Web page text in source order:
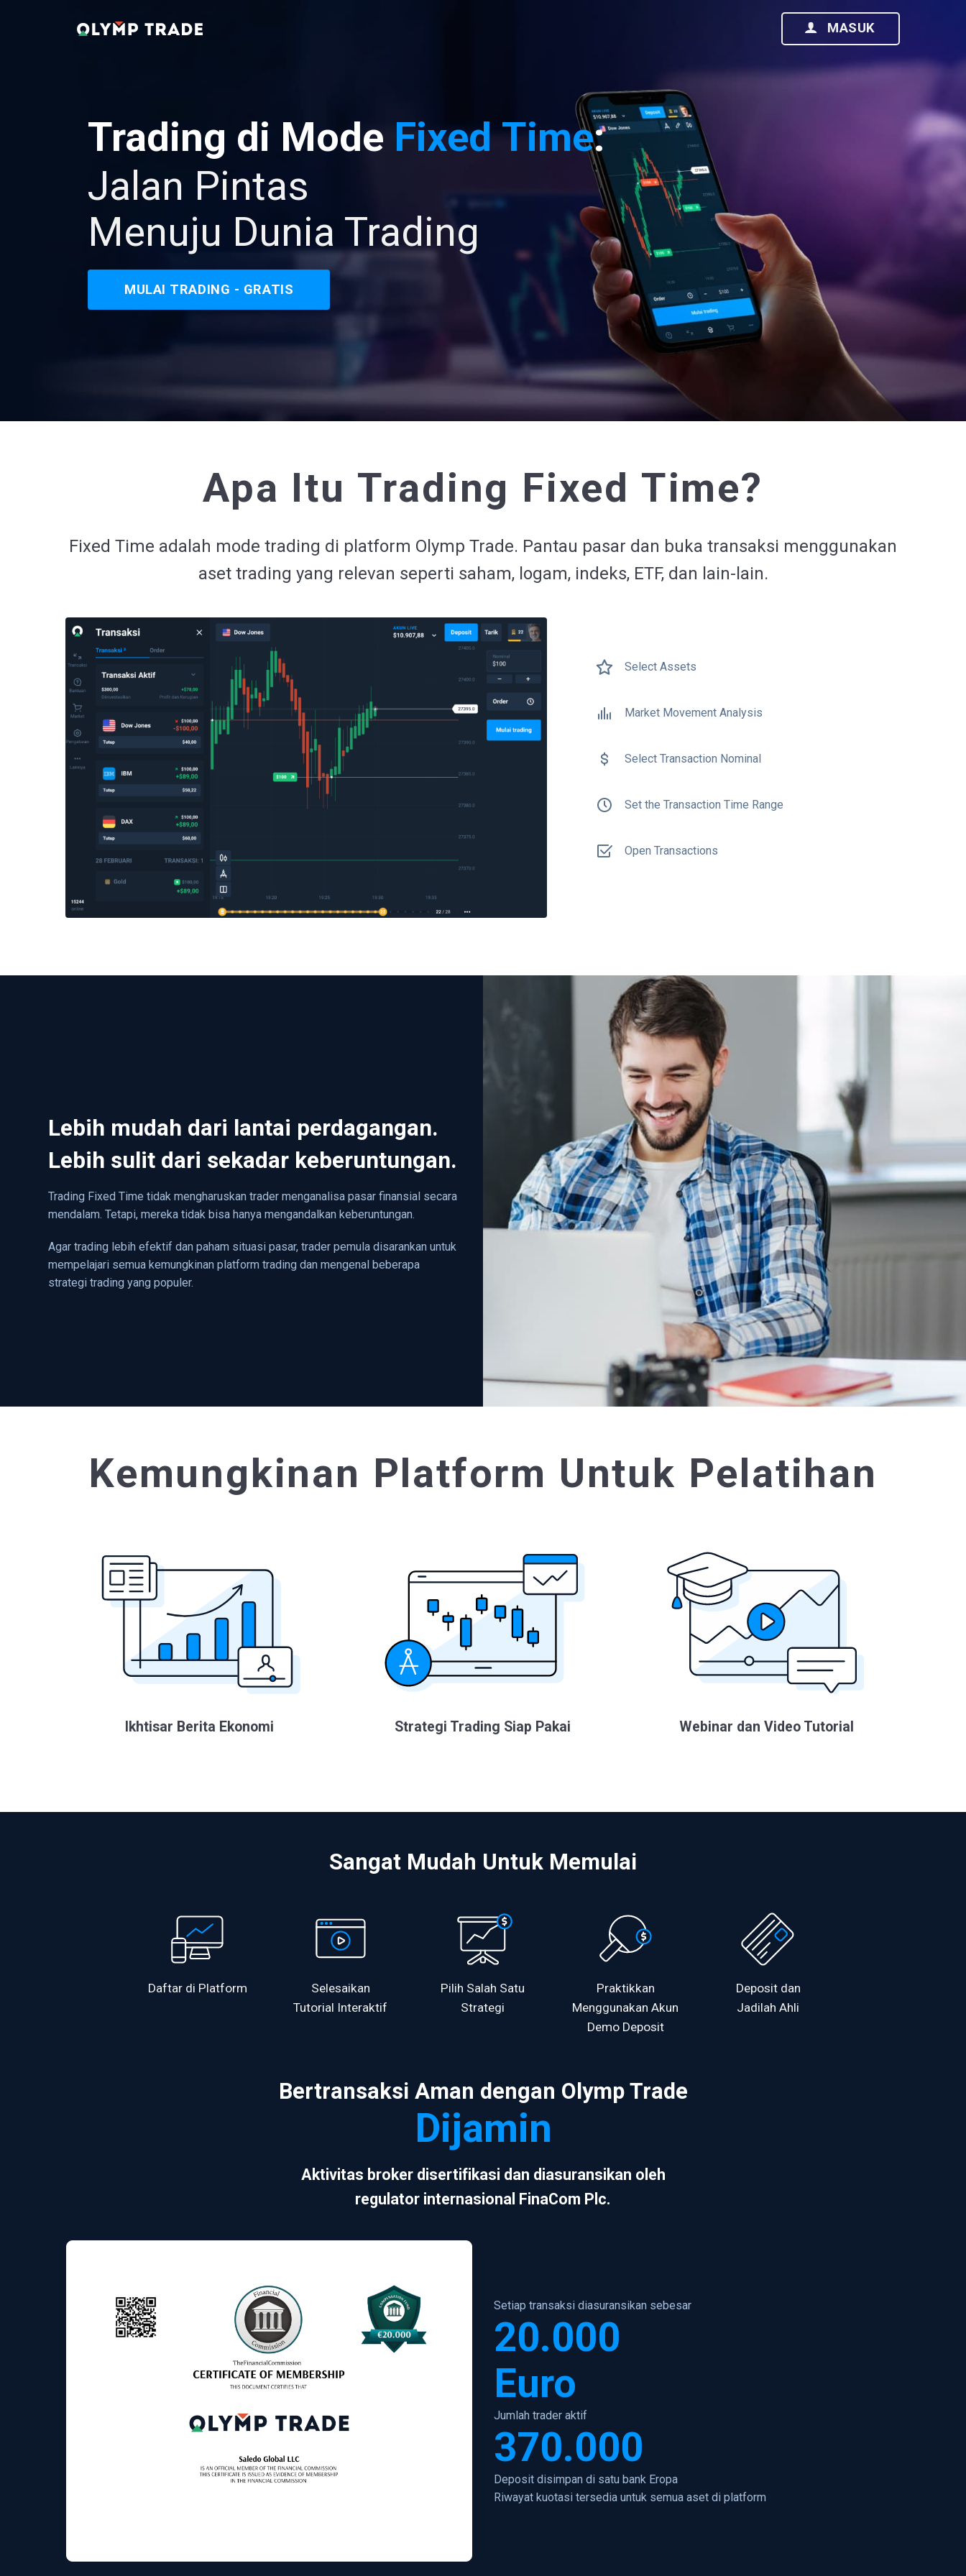
MASUK
Trading di Mode Fixed Time:
Jalan Pintas
Menuju Dunia Trading
MULAI TRADING - GRATIS
Apa Itu Trading Fixed Time?
Fixed Time adalah mode trading di platform Olymp Trade. Pantau pasar dan buka transaksi menggunakan
aset trading yang relevan seperti saham, logam, indeks, ETF, dan lain-lain.
Select Assets
Market Movement Analysis
Select Transaction Nominal
Set the Transaction Time Range
Open Transactions
Lebih mudah dari lantai perdagangan.
Lebih sulit dari sekadar keberuntungan.
Trading Fixed Time tidak mengharuskan trader menganalisa pasar finansial secara
mendalam. Tetapi, mereka tidak bisa hanya mengandalkan keberuntungan.
Agar trading lebih efektif dan paham situasi pasar, trader pemula disarankan untuk
mempelajari semua kemungkinan platform trading dan mengenal beberapa
strategi trading yang populer.
Kemungkinan Platform Untuk Pelatihan
Ikhtisar Berita Ekonomi Strategi Trading Siap Pakai Webinar dan Video Tutorial
Sangat Mudah Untuk Memulai
Daftar di Platform
Selesaikan
Tutorial Interaktif
Pilih Salah Satu
Strategi
Praktikkan
Menggunakan Akun
Demo Deposit
Deposit dan
Jadilah Ahli
Bertransaksi Aman dengan Olymp Trade
Dijamin
Aktivitas broker disertifikasi dan diasuransikan oleh
regulator internasional FinaCom Plc.
Setiap transaksi diasuransikan sebesar
20.000
Euro
Jumlah trader aktif
370.000
Deposit disimpan di satu bank Eropa
Riwayat kuotasi tersedia untuk semua aset di platform